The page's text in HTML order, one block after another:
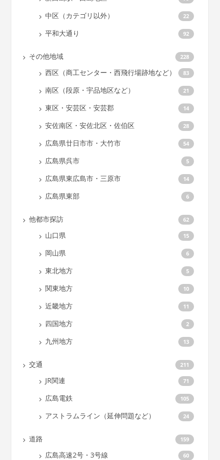
中区（カテゴリ以外） 22
平和大通り 92
その他地域 228
西区（商工センター・西飛行場跡地など） 83
南区（段原・宇品地区など） 21
東区・安芸区・安芸郡 14
安佐南区・安佐北区・佐伯区 28
広島県廿日市市・大竹市 54
広島県呉市 5
広島県東広島市・三原市 14
広島県東部 6
他都市探訪 62
山口県 15
岡山県 6
東北地方 5
関東地方 10
近畿地方 11
四国地方 2
九州地方 13
交通 211
JR関連 71
広島電鉄 105
アストラムライン（延伸問題など） 24
道路 159
広島高速2号・3号線 60